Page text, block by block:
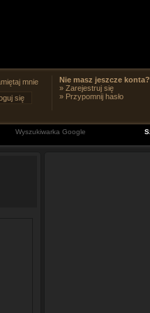
mnie
Nie masz jeszcze konta?
» Zarejestruj się
» Przypomnij hasło